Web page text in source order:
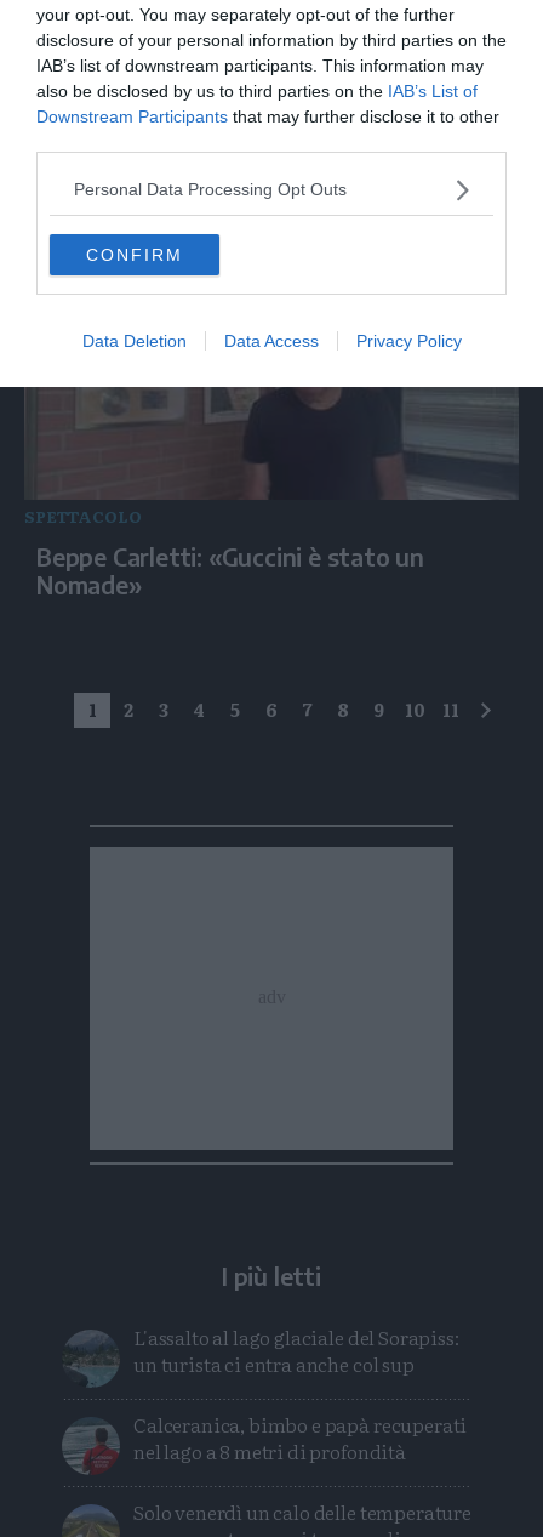
your opt-out. You may separately opt-out of the further
disclosure of your personal information by third parties on the
IAB’s list of downstream participants. This information may
also be disclosed by us to third parties on the IAB’s List of
Downstream Participants that may further disclose it to other
Personal Data Processing Opt Outs
CONFIRM
Data Deletion Data Access Privacy Policy
Nella trattoria bolognese dove Guccini
tirava tardi: «Qua viveva di notte»
SPETTACOLO
Beppe Carletti: «Guccini è stato un
Nomade»
1 2 3 4 5 6 7 8 9 10 11
I più letti
L'assalto al lago glaciale del Sorapiss:
un turista ci entra anche col sup
Calceranica, bimbo e papà recuperati
nel lago a 8 metri di profondità
Solo venerdì un calo delle temperature